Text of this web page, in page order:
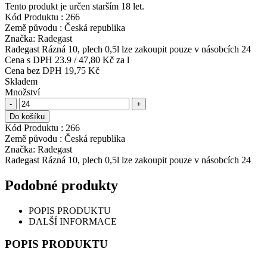
Tento produkt je určen starším 18 let.
Kód Produktu : 266
Země původu : Česká republika
Značka: Radegast
Radegast Rázná 10, plech 0,5l lze zakoupit pouze v násobcích 24
Cena s DPH 23.9 /47,80 Kč za l
Cena bez DPH 19,75 Kč
Skladem
Množství
-
+
Do košíku
Kód Produktu : 266
Země původu : Česká republika
Značka: Radegast
Radegast Rázná 10, plech 0,5l lze zakoupit pouze v násobcích 24
Podobné produkty
POPIS PRODUKTU
DALŠÍ INFORMACE
POPIS PRODUKTU